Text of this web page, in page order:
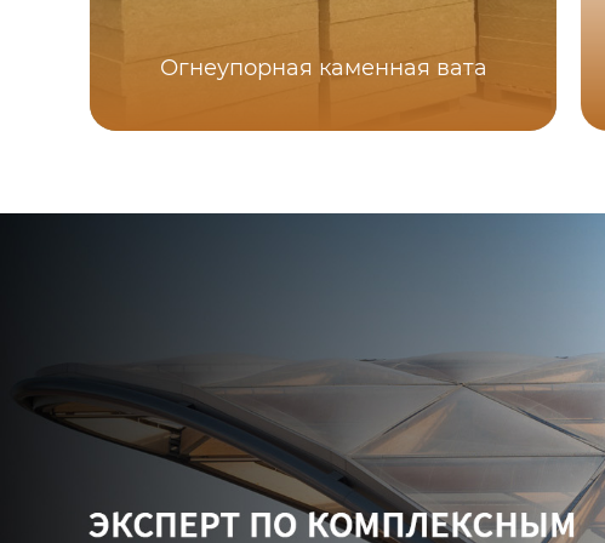
Огнеупорная каменная вата